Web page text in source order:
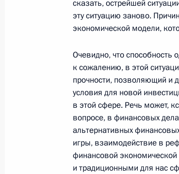
29 сентября 2008 года, 15:40
Начало встречи с
29 сентября 2008 года, 14:00
26 сентября 2008 года,
Вступительное слово
округами
26 сентября 2008 года, 18:45
сказать, острейшей
эту ситуацию заново.
экономической модели,
Очевидно, что способность
к сожалению, в этой
прочности, позволяющий и
условия для новой
в этой сфере. Речь может,
вопросе, в финансовых
альтернативных
игры, взаимодействие в
финансовой
и традиционными для нас